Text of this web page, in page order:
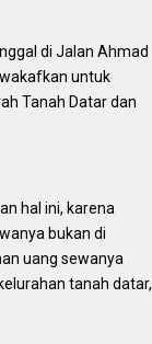
di Jalan Ahmad
untuk
Tanah Datar dan
hal ini, karena
bukan di
uang sewanya
tanah datar,